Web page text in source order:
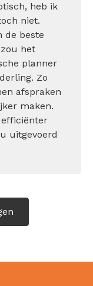
heb ik
niet.
de beste
het
planner
Zo
afspraken
maken.
uitgevoerd